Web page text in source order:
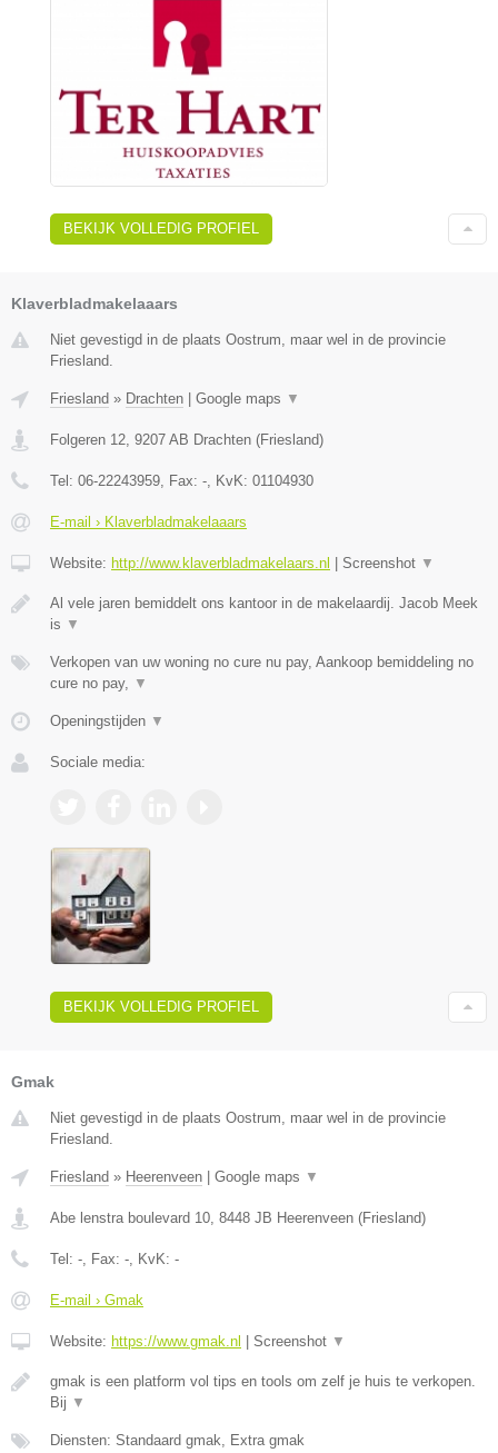
BEKIJK VOLLEDIG PROFIEL
Klaverbladmakelaaars
Niet gevestigd in de plaats Oostrum, maar wel in de provincie
Friesland.
Friesland » Drachten | Google maps ▼
Folgeren 12 9207 AB Drachten (Friesland)
Tel: 06-22243959 , Fax: - , KvK: 01104930
E-mail › Klaverbladmakelaaars
Website: http://www.klaverbladmakelaars.nl | Screenshot ▼
Al vele jaren bemiddelt ons kantoor in de makelaardij. Jacob Meek
is ▼
Verkopen van uw woning no cure nu pay, Aankoop bemiddeling no
cure no pay,
▼
Openingstijden ▼
Sociale media:
BEKIJK VOLLEDIG PROFIEL
Gmak
Niet gevestigd in de plaats Oostrum, maar wel in de provincie
Friesland.
Friesland » Heerenveen Google maps ▼
Abe lenstra boulevard 10, 8448 JB Heerenveen (Friesland)
Tel: -, Fax: -, KvK: -
E-mail › Gmak
Website: https://www.gmak.nl Screenshot ▼
gmak is een platform vol tips en tools om zelf je huis te verkopen.
Bij ▼
Diensten: Standaard gmak, Extra gmak